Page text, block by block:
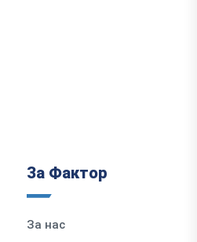
За Фактор
За нас